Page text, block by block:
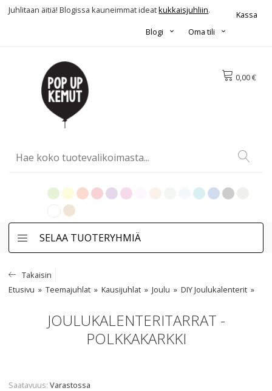
Juhlitaan äitiä! Blogissa kauneimmat ideatkukkaisjuhliin.
Kassa
Oma tili
Blogi
0,00 €
SELAA TUOTERYHMIÄ
Takaisin
Etusivu
Teemajuhlat Kausijuhlat Joulu DIY Joulukalenterit
JOULUKALENTERITARRAT -
POLKKAKARKKI
Saatavuus Varastossa